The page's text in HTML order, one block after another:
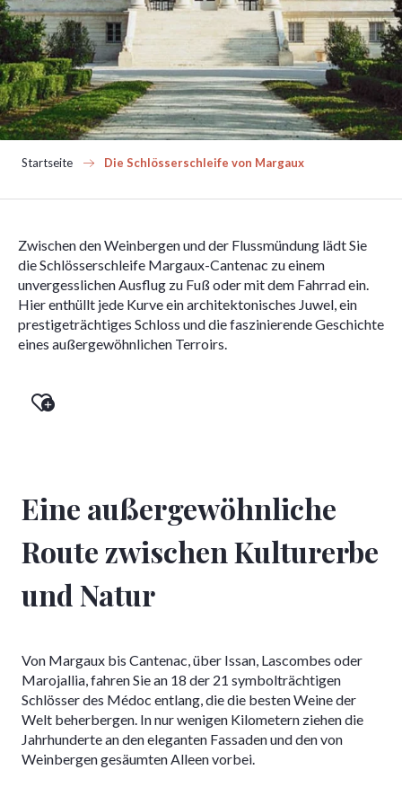
Startseite Die Schlösserschleife von Margaux
Zwischen den Weinbergen und der Flussmündung lädt Sie
die Schlösserschleife Margaux-Cantenac zu einem
unvergesslichen Ausflug zu Fuß oder mit dem Fahrrad ein.
Hier enthüllt jede Kurve ein architektonisches Juwel, ein
prestigeträchtiges Schloss und die faszinierende Geschichte
eines außergewöhnlichen Terroirs.
Ajouter aux favoris
Eine außergewöhnliche
Route zwischen Kulturerbe
und Natur
Von Margaux bis Cantenac, über Issan, Lascombes oder
Marojallia, fahren Sie an 18 der 21 symbolträchtigen
Schlösser des Médoc entlang, die die besten Weine der
Welt beherbergen. In nur wenigen Kilometern ziehen die
Jahrhunderte an den eleganten Fassaden und den von
Weinbergen gesäumten Alleen vorbei.